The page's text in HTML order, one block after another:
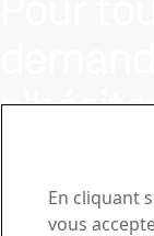
Centre
Recherchez et
En cliquant
vous